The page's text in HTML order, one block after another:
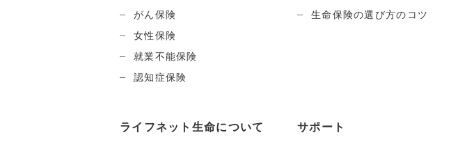
がん保険
女性保険
就業不能保険
認知症保険
生命保険の選び方のコツ
ライフネット生命について サポート